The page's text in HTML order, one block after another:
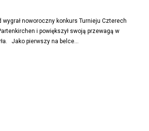
wygrał noworoczny konkurs Turnieju Czterech
i powiększył swoją przewagą w
Jako pierwszy na belce...